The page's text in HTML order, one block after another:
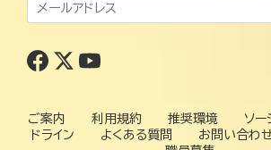
ご案内 利用規約 推奨環境
ソー
ドライン
よくある質問 お問い合わ